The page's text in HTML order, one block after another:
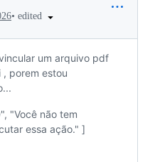
• edited
um arquivo pdf
porem estou
"Você não tem
essa ação." ]